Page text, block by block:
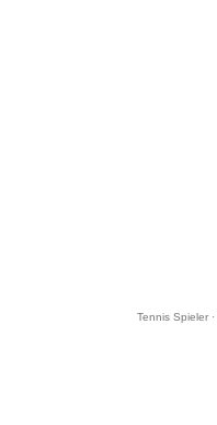
Tennis Spieler·